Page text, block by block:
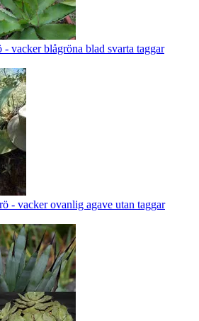
vacker blågröna blad svarta taggar
- vacker ovanlig agave utan taggar